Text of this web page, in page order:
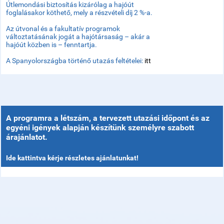
Útlemondási biztosítás kizárólag a hajóút
foglalásakor köthető, mely a részvételi díj 2 %-a.
Az útvonal és a fakultatív programok
változtatásának jogát a hajótársaság – akár a
hajóút közben is – fenntartja.
A Spanyolországba történő utazás feltételei: itt
A programra a létszám, a tervezett utazási időpont és az
egyéni igények alapján készítünk személyre szabott
árajánlatot.
Ide kattintva kérje részletes ajánlatunkat!